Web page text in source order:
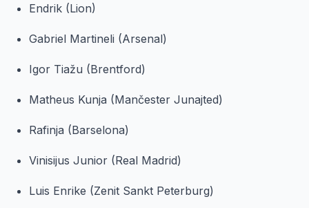
Endrik (Lion)
Gabriel Martineli (Arsenal)
Igor Tiažu (Brentford)
Matheus Kunja (Mančester Junajted)
Rafinja (Barselona)
Vinisijus Junior (Real Madrid)
Luis Enrike (Zenit Sankt Peterburg)